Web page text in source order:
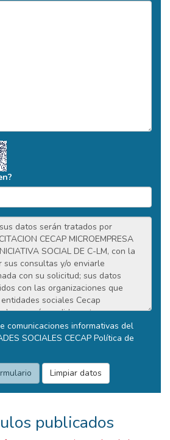
comunicaciones informativas del
SOCIALES CECAP Política de
publicados